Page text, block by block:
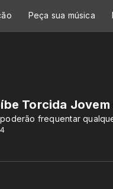
Peça sua música
Torcida
frequentar